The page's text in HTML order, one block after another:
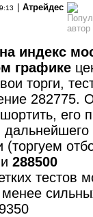
Атрейдес
индекс
графике
торги,
282775.
его
дальнейшего
(торгуем
288500
тестов